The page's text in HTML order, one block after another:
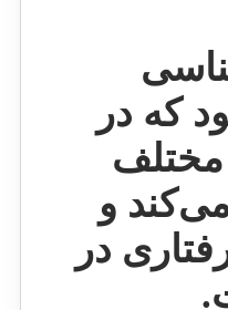
که در
و
در